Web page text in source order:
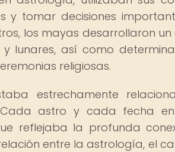
y tomar decisiones
los mayas desarrollaron
lunares, así como
religiosas.
estrechamente
Cada astro y cada fecha
reflejaba la profunda
entre la astrología, el